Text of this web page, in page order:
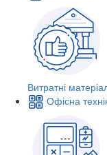
Витратні
Офісна